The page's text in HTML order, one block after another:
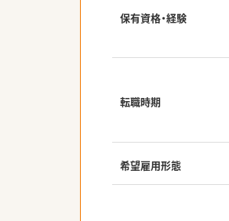
保有資格・経験
転職時期
希望雇用形態